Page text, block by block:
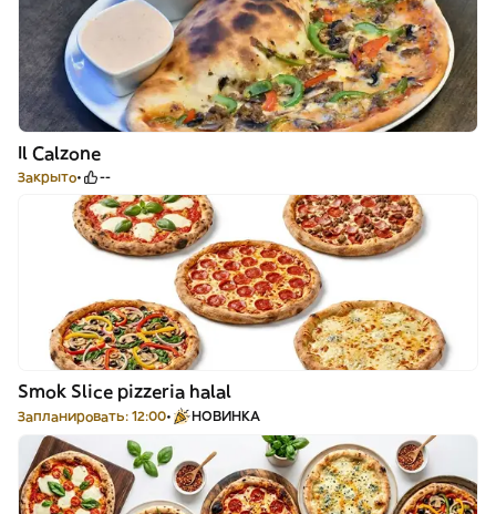
Il Calzone
Закрыто --
Smok Slice pizzeria halal
Запланировать: 12:00 НОВИНКА